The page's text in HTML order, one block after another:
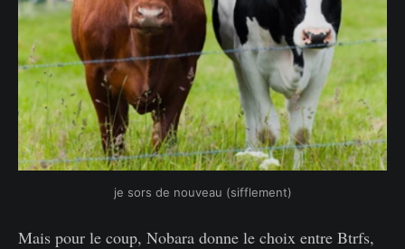
je sors de nouveau (sifflement)
Mais pour le coup, Nobara donne le choix entre Btrfs,